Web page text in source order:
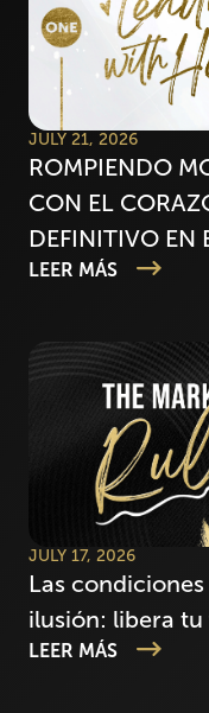
JULY 21, 2026
ROMPIENDO
CON EL
DEFINITIVO EN
LEER MÁS
JULY 17, 2026
Las
ilusión: libera
LEER MÁS